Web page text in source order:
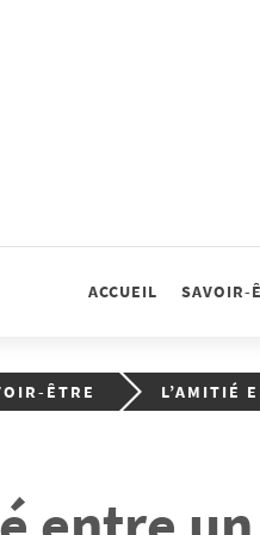
ACCUEIL SAVOIR-
ÊTRE L’AMITIÉ